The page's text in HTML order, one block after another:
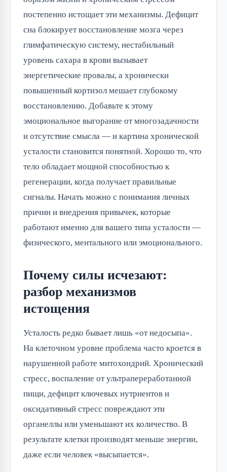
постепенно истощает эти механизмы. Дефицит
сна блокирует восстановление мозга через
глимфатическую систему, нестабильный
уровень сахара в крови вызывает
энергетические провалы, а хронически
повышенный кортизол мешает глубокому
восстановлению. Добавьте к этому
эмоциональное выгорание от многозадачности
и отсутствие смысла — и картина хронической
усталости становится понятной. Хорошо то, что
тело обладает мощной способностью к
регенерации, когда получает правильные
сигналы. Начать можно с понимания личных
причин и внедрения привычек, которые
работают именно для вашего типа усталости —
физического, ментального или эмоционального.
Почему силы исчезают:
разбор механизмов
истощения
Усталость редко бывает лишь «от недосыпа».
На клеточном уровне проблема часто кроется в
нарушенной работе митохондрий. Хронический
стресс, воспаление от ультрапереработанной
пищи, дефицит ключевых нутриентов и
оксидативный стресс повреждают эти
органеллы или уменьшают их количество. В
результате клетки производят меньше энергии,
даже если человек «высыпается».